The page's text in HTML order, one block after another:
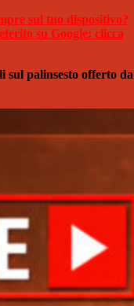
sul tuo dispositivo?
su Google: clicca
sul palinsesto offerto da